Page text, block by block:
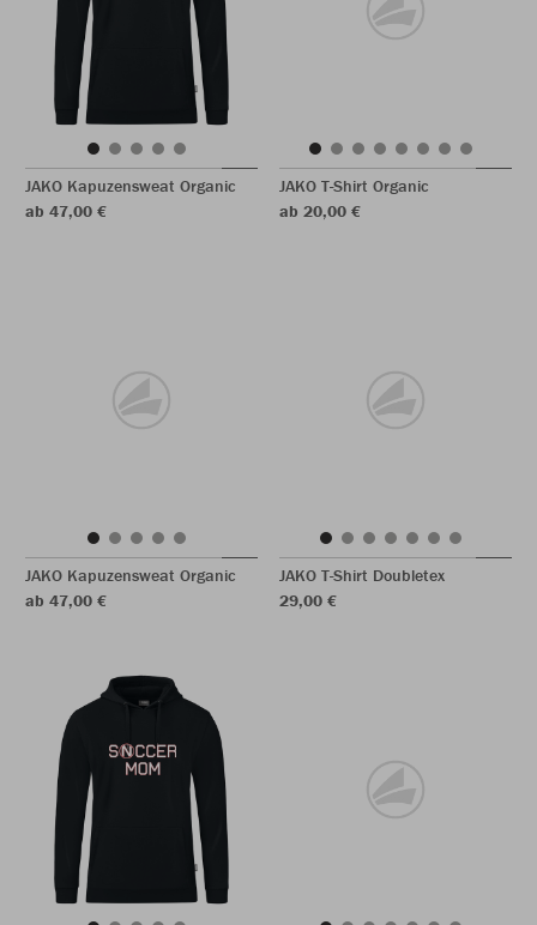
JAKO Kapuzensweat Organic
ab 47,00 €
JAKO T-Shirt Organic
ab 20,00 €
JAKO Kapuzensweat Organic
ab 47,00 €
JAKO T-Shirt Doubletex
29,00 €